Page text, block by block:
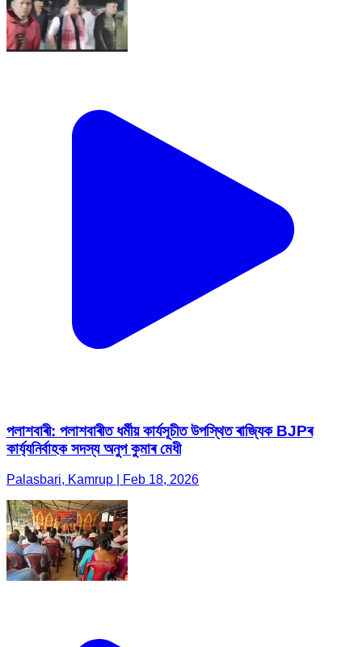
পলাশবাৰী: পলাশবাৰীত ধৰ্মীয় কাৰ্যসূচীত উপস্থিত ৰাজ্যিক BJPৰ
কাৰ্য্যনিৰ্বাহক সদস্য অনুপ কুমাৰ মেধী
Palasbari, Kamrup | Feb 18, 2026